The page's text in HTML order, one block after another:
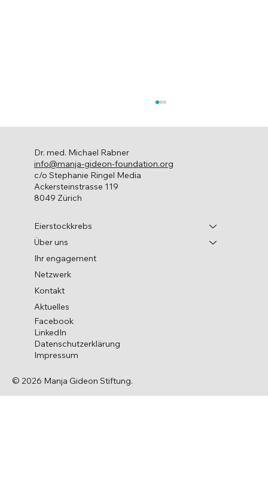
Facebook
LinkedIn
Datenschutzerklärung
Impressum
Eierstockkrebs
Über uns
Ihr engagement
Netzwerk
Kontakt
Aktuelles
Dr. med. Michael Rabner
info@manja-gideon-foundation.org
c/o Stephanie Ringel Media
Ackersteinstrasse 119
8049 Zürich
© 2026 Manja Gideon Stiftung.